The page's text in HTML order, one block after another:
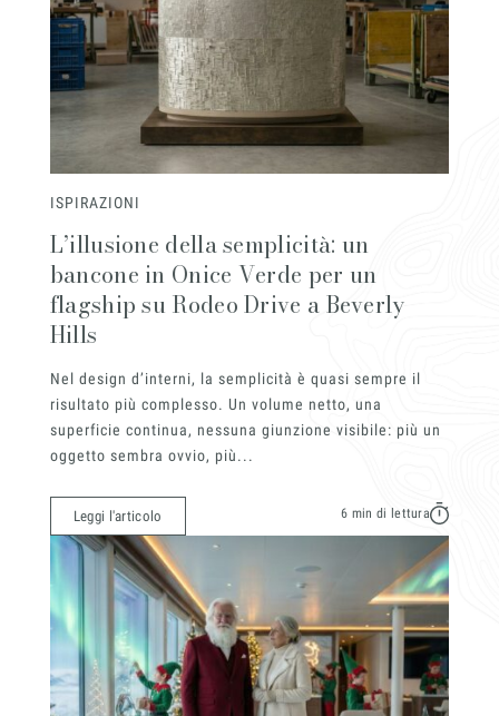
Finiture
ISPIRAZIONI
L’illusione della semplicità: un
bancone in Onice Verde per un
flagship su Rodeo Drive a Beverly
Hills
Nel design d’interni, la semplicità è quasi sempre il
risultato più complesso. Un volume netto, una
superficie continua, nessuna giunzione visibile: più un
oggetto sembra ovvio, più...
6 min di lettura
Leggi l'articolo